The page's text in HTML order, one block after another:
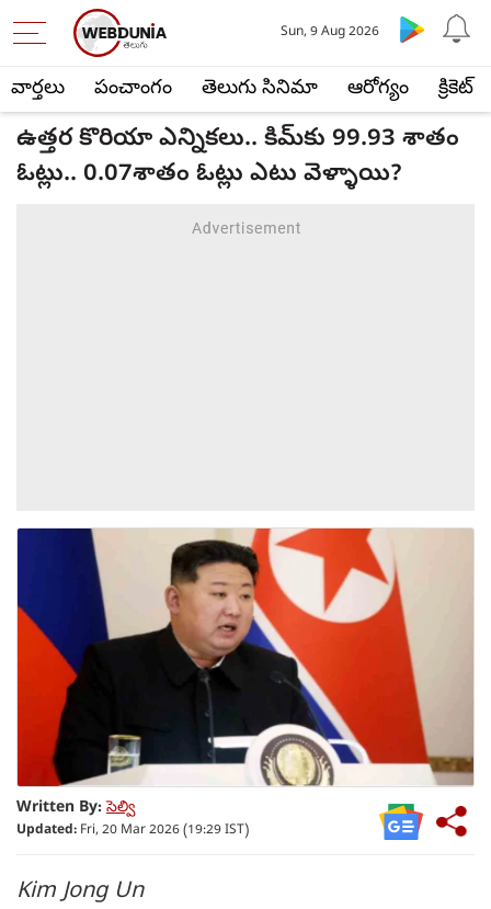
వార్తలు పంచాంగం తెలుగు సినిమా ఆరోగ్యం క్రికెట్
Sun, 9 Aug 2026
ఉత్తర కొరియా ఎన్నికలు.. కిమ్‌కు 99.93 శాతం
ఓట్లు.. 0.07శాతం ఓట్లు ఎటు వెళ్ళాయి?
Written By: సెల్వి
Updated: Fri, 20 Mar 2026 (19:29 IST)
Kim Jong Un